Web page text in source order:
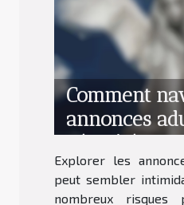
Comment
annonces
sécurité?
Explorer les
peut sembler
nombreux risques